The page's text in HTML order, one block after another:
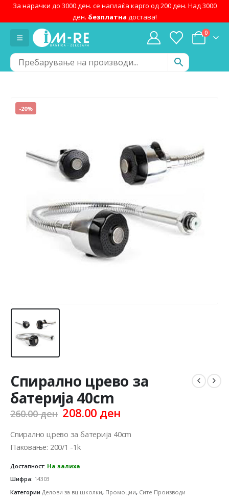
За нарачки до 3000 ден. се наплаќа карго од 200 ден. Над 3000
ден. безплатна достава!
0
-20%
Спирално црево за
батерија 40cm
260.00ден Original
was:
260.00 ден.
208.00 денCurrent
is:
Спирално црево за батерија 40cm
Паковање: 200/1 -1k
Достапност: На залиха
Шифра: 14303
Категории Делови за вц школки, Промоции, Сите Производи